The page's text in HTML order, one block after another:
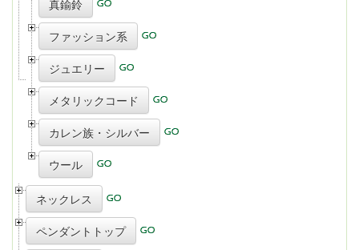
真鍮鈴
ファッション系
ジュエリー
メタリックコード
カレン族・シルバー
ウール
ネックレス
ペンダントトップ